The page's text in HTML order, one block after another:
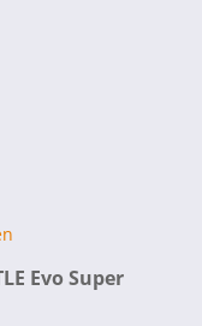
Evo Super